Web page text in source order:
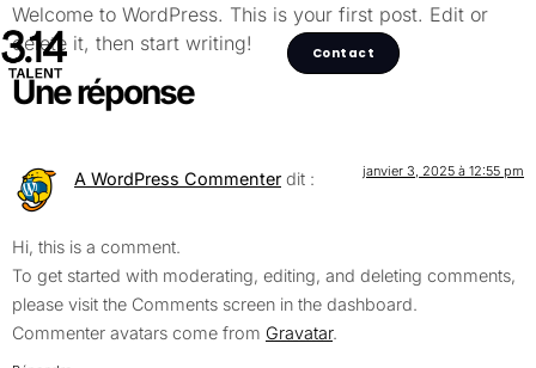
Contact
Welcome to WordPress. This is your first post. Edit or
delete it, then start writing!
Une réponse
A WordPress Commenter dit : janvier 3, 2025 à 12:55 pm
Hi, this is a comment.
To get started with moderating, editing, and deleting comments,
please visit the Comments screen in the dashboard.
Commenter avatars come from Gravatar.